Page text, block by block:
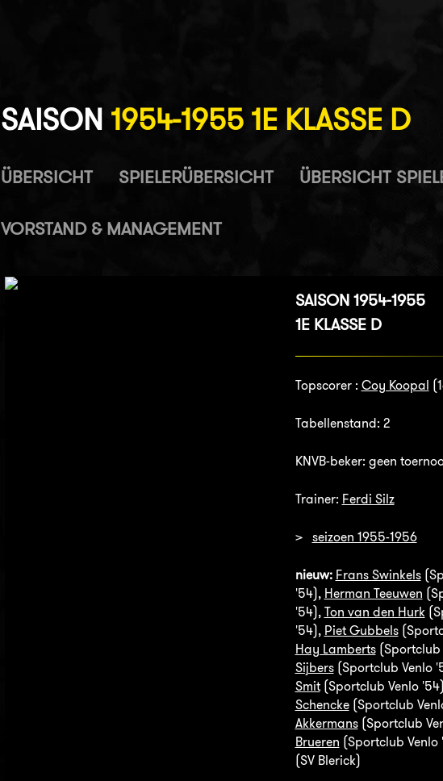
SAISON 1954-1955 1E KLASSE D
ÜBERSICHT SPIELERÜBERSICHT ÜBERSICHT
VORSTAND & MANAGEMENT
SAISON 1954-1955
1E KLASSE D
Topscorer : Coy Koopal
Tabellenstand: 2
KNVB-beker: geen
Trainer: Ferdi Silz
> seizoen 1955-1956
nieuw: Frans Swinkels
'54), Herman Teeuwen
'54), Ton van den Hurk
'54), Piet Gubbels
Hay Lamberts(Sportclub
Sijbers(Sportclub Venlo
Smit(Sportclub Venlo
Schencke(Sportclub
Akkermans(Sportclub
Brueren (Sportclub Venlo
(SV Blerick)